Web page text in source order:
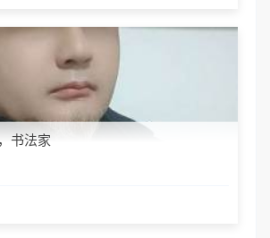
书法家